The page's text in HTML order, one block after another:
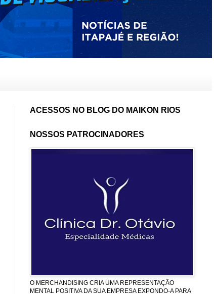
ACESSOS NO BLOG DO MAIKON RIOS
NOSSOS PATROCINADORES
O MERCHANDISING CRIA UMA REPRESENTAÇÃO
MENTAL POSITIVA DA SUA EMPRESA EXPONDO-A PARA